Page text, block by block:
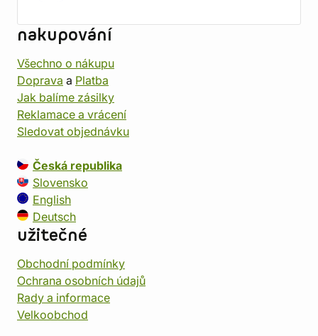
nakupování
Všechno o nákupu
Doprava a Platba
Jak balíme zásilky
Reklamace a vrácení
Sledovat objednávku
Česká republika
Slovensko
English
Deutsch
užitečné
Obchodní podmínky
Ochrana osobních údajů
Rady a informace
Velkoobchod